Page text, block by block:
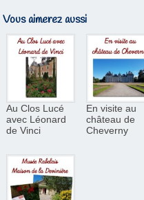
Vous aimerez aussi
Au Clos Lucé
avec Léonard
de Vinci
En visite au
château de
Cheverny